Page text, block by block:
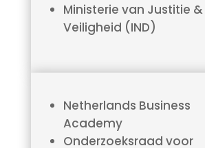
Ministerie van Justitie &
Veiligheid (IND)
Netherlands Business
Academy
Onderzoeksraad voor